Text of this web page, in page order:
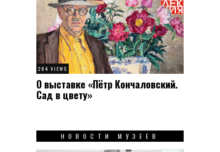
284 VIEWS
О выставке «Пётр Кончаловский.
Сад в цвету»
НОВОСТИ МУЗЕЕВ